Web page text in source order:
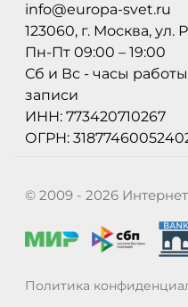
info@europa-svet.ru
123060, г. Москва, ул.
Пн-Пт 09:00 – 19:00
Сб и Вс - часы
записи
ИНН: 773420710267
ОГРН:
© 2009 - 2026
Политика